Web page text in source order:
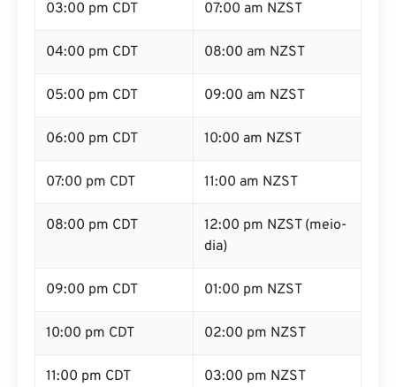
03:00 pm CDT 07:00 am NZST
04:00 pm CDT 08:00 am NZST
05:00 pm CDT 09:00 am NZST
06:00 pm CDT 10:00 am NZST
07:00 pm CDT 11:00 am NZST
08:00 pm CDT
12:00 pm NZST (meio-
dia)
09:00 pm CDT 01:00 pm NZST
10:00 pm CDT 02:00 pm NZST
11:00 pm CDT 03:00 pm NZST